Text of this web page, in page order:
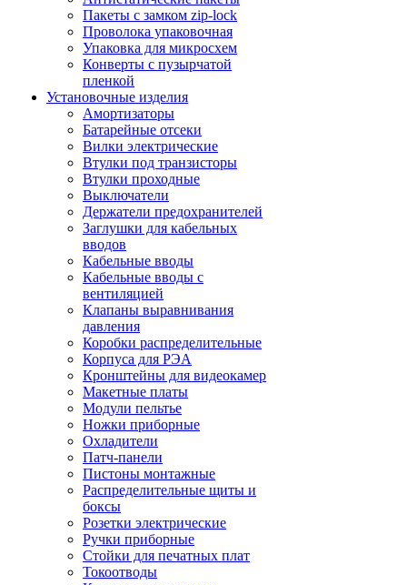
Пакеты с замком zip-lock
Проволока упаковочная
Упаковка для микросхем
Конверты с пузырчатой
пленкой
Установочные изделия
Амортизаторы
Батарейные отсеки
Вилки электрические
Втулки под транзисторы
Втулки проходные
Выключатели
Держатели предохранителей
Заглушки для кабельных
вводов
Кабельные вводы
Кабельные вводы с
вентиляцией
Клапаны выравнивания
давления
Коробки распределительные
Корпуса для РЭА
Кронштейны для видеокамер
Макетные платы
Модули пельтье
Ножки приборные
Охладители
Патч-панели
Пистоны монтажные
Распределительные щиты и
боксы
Розетки электрические
Ручки приборные
Стойки для печатных плат
Токоотводы